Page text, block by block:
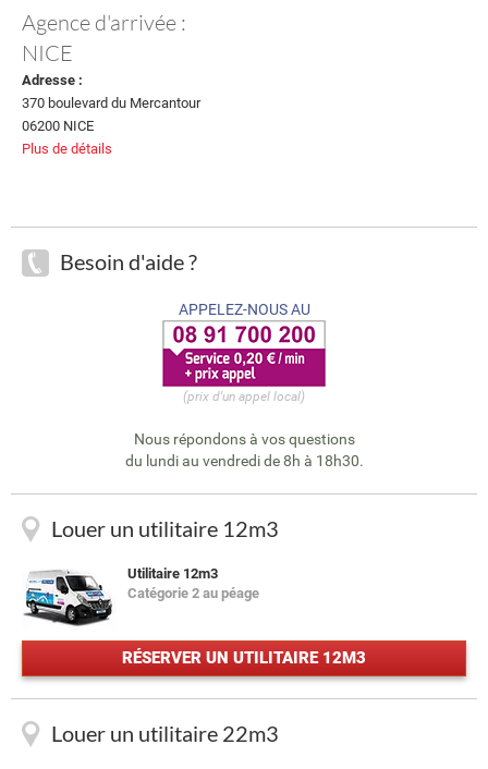
Agence d'arrivée :
NICE
Adresse :
370 boulevard du Mercantour
06200 NICE
Plus de détails
Besoin d'aide ?
APPELEZ-NOUS AU
(prix d'un appel local)
Nous répondons à vos questions
du lundi au vendredi de 8h à 18h30.
Louer un utilitaire 12m3
Utilitaire 12m3
Catégorie 2 au péage
RÉSERVER UN UTILITAIRE 12M3
Louer un utilitaire 22m3